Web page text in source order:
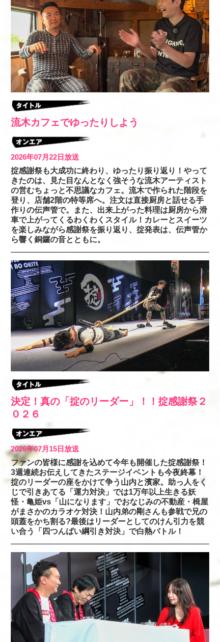
流木カフェでゆったりしよう
2026年07月22日放送
掟感謝祭も大成功に終わり、ゆったり振り返り！やって
きたのは、見た目なんとなく強そうな流木アーティスト
の営むちょっと不思議なカフェ。流木で作られた階段を
登り、店舗2階の特等席へ。注文は直接厨房と話せる手
作りの伝声管で。また、出来上がった料理は厨房から滑
車で上がってくるわくわくスタイル！カレーとスイーツ
を楽しみながら感謝祭を振り返り、掟発表は、伝声管か
ら響く銅鑼の音とともに。
決定！真の「掟のリーダー」！！掟感謝祭２
０２６
2026年07月15日放送
ファンの皆様に感謝を込めて今年も開催した掟感謝祭！
3週連続お伝えしてきたステージイベントも今夜終幕！
掟のリーダーの座をかけて争う山内と濱家。助っ人をく
じで引きあてる「運力対決」では1万年以上生きる妖
怪・亀姫vs「山になります」でおなじみの不動産・楫屋
がまさかのカラオケ対決！山内弟の剛さんも参戦で兄の
頭蓋をかち割る?最後はリーダーとしてのけん引力を競
い合う「四つんばい綱引き対決」で白熱バトル！